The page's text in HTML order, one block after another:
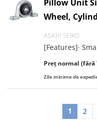
Pillow Unit
Wheel,
ASAHI SEIKO
[Features]·
Preț normal (fără
Zile minime de
1 2